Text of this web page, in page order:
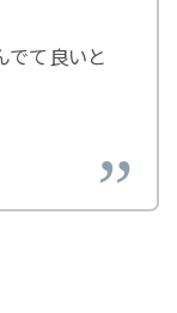
でて良いと